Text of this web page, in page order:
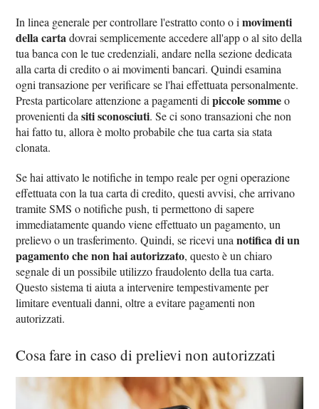
In linea generale per controllare l'estratto conto o imovimenti
della cartadovrai semplicemente accedere all'app o al sito della
tua banca con le tue credenziali, andare nella sezione dedicata
alla carta di credito o ai movimenti bancari. Quindi esamina
ogni transazione per verificare se l'hai effettuata personalmente.
Presta particolare attenzione a pagamenti dipiccole sommeo
provenienti dasiti sconosciuti. Se ci sono transazioni che non
hai fatto tu, allora è molto probabile che tua carta sia stata
clonata.
Se hai attivato le notifiche in tempo reale per ogni operazione
effettuata con la tua carta di credito, questi avvisi, che arrivano
tramite SMS o notifiche push, ti permettono di sapere
immediatamente quando viene effettuato un pagamento, un
prelievo o un trasferimento. Quindi, se ricevi unanotifica di un
pagamento che non hai autorizzato, questo è un chiaro
segnale di un possibile utilizzo fraudolento della tua carta.
Questo sistema ti aiuta a intervenire tempestivamente per
limitare eventuali danni, oltre a evitare pagamenti non
autorizzati.
Cosa fare in caso di prelievi non autorizzati